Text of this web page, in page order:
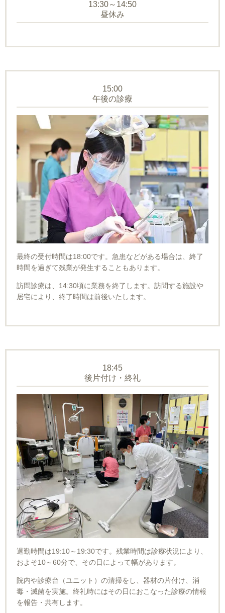
13:30～14:50
昼休み
15:00
午後の診療
最終の受付時間は18:00です。急患などがある場合は、終了
時間を過ぎて残業が発生することもあります。
訪問診療は、14:30頃に業務を終了します。訪問する施設や
居宅により、終了時間は前後いたします。
18:45
後片付け・終礼
退勤時間は19:10～19:30です。残業時間は診療状況により、
およそ10～60分で、その日によって幅があります。
院内や診療台（ユニット）の清掃をし、器材の片付け、消
毒・滅菌を実施。終礼時にはその日におこなった診療の情報
を報告・共有します。